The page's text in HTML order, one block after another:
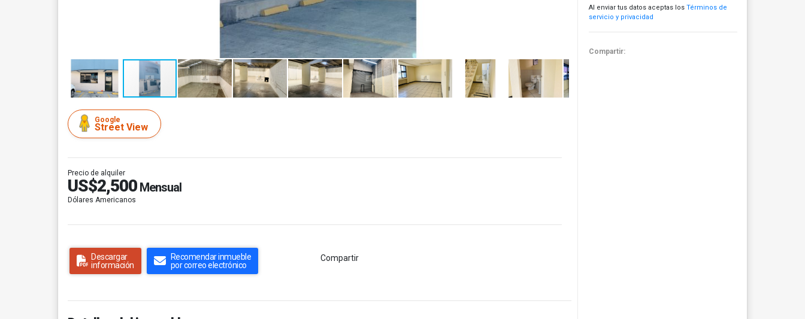
Google
Street View
Precio de alquiler
US$2,500 Mensual
Dólares Americanos
Descargar
información
Recomendar inmueble
por correo electrónico
Compartir
Al enviar tus datos aceptas los Términos de
servicio y privacidad
Compartir: